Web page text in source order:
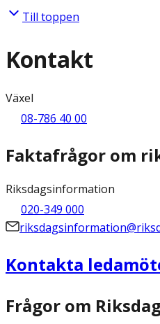
Till toppen
Kontakt
Växel
08-786 40 00
Faktafrågor om
Riksdagsinformation
020-349 000
Kontakta
Frågor om